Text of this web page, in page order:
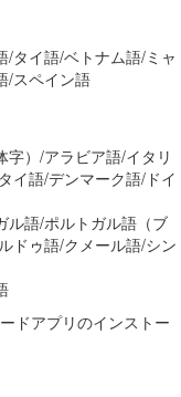
/タイ語/ベトナム語/ミャ
/スペイン語
）/アラビア語/イタリ
イ語/デンマーク語/ドイ
ル語/ポルトガル語（ブ
ドゥ語/クメール語/シン
ドアプリのインストー